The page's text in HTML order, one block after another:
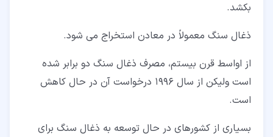
بکشد.
ذغال سنگ معمولاً در معادن استخراج می شود.
از اواسط قرن بیستم، مصرف ذغال سنگ دو برابر شده
است ولیکن از سال 1996 درخواست آن در حال کاهش
است.
بسیاری از کشورهای در حال توسعه به ذغال سنگ برای